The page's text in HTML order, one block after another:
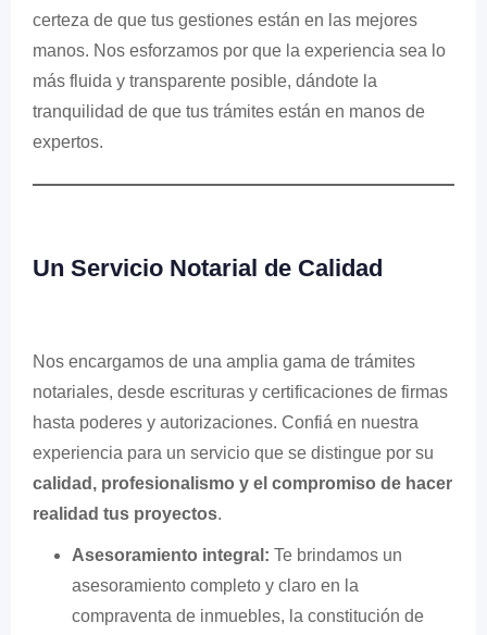
certeza de que tus gestiones están en las mejores
manos. Nos esforzamos por que la experiencia sea lo
más fluida y transparente posible, dándote la
tranquilidad de que tus trámites están en manos de
expertos.
Un Servicio Notarial de Calidad
Nos encargamos de una amplia gama de trámites
notariales, desde escrituras y certificaciones de firmas
hasta poderes y autorizaciones. Confiá en nuestra
experiencia para un servicio que se distingue por su
calidad, profesionalismo y el compromiso de hacer
realidad tus proyectos.
Asesoramiento integral: Te brindamos un
asesoramiento completo y claro en la
compraventa de inmuebles, la constitución de